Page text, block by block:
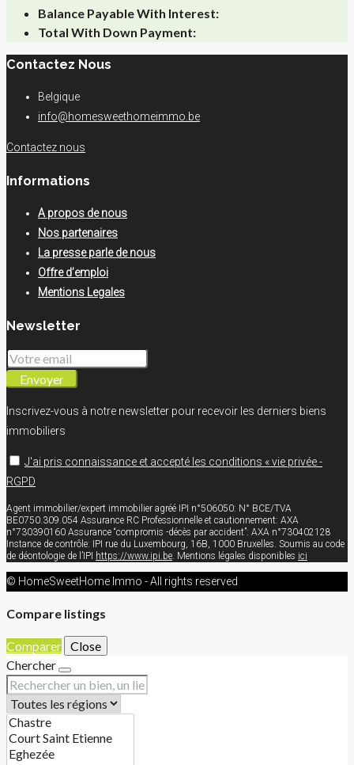
Balance Payable With Interest:
Total With Down Payment:
Contactez Nous
Belgique
info@homesweethomeimmo.be
Contactez nous
Informations
A propos de nous
Nos partenaires
La presse parle de nous
Offre d’emploi
Mentions Legales
Newsletter
Envoyer
Inscrivez-vous à notre newsletter pour recevoir les derniers biens
immobiliers
J'ai pris connaissance et accepté les conditions « vie privée -
RGPD
Agent immobilier/expert immobilier agréé IPI n°506050: N° BCE/TVA
BE0750.309.054 Assurance RC Professionnelle et cautionnement: AXA
n°730390160 Assurance “compromis -décès par accident”: AXA n°730402128
Instance de contrôle: IPI rue du Luxembourg, 16B, 1000 Bruxelles. Soumis au code
de déontologie de l’IPI https://www.ipi.be. Mentions légales disponibles ici
© HomeSweetHome Immo - All rights reserved
Compare listings
Comparer Close
Chercher